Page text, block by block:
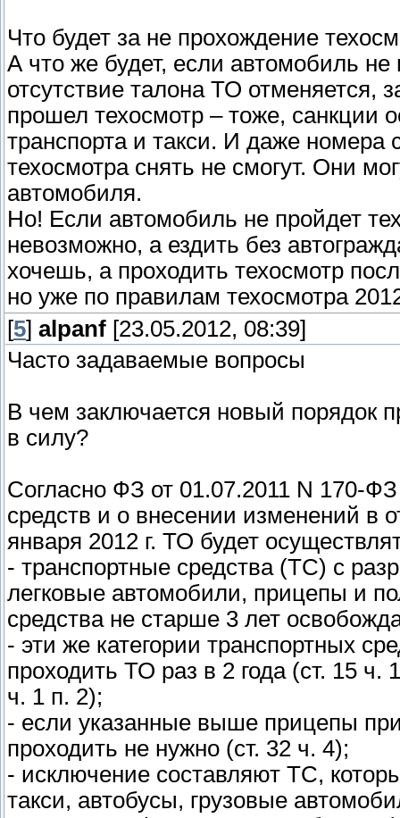
Что будет за не прохождение
А что же будет, если автомобиль
отсутствие талона ТО отменяется,
прошел техосмотр – тоже, санкции
транспорта и такси. И даже номера
техосмотра снять не смогут. Они
автомобиля.
Но! Если автомобиль не пройдет
невозможно, а ездить без
хочешь, а проходить техосмотр
но уже по правилам техосмотра
[5] alpanf [23.05.2012, 08:39]
Часто задаваемые вопросы
В чем заключается новый порядок
в силу?
Согласно ФЗ от 01.07.2011 N 170-
средств и о внесении изменений в
января 2012 г. ТО будет
- транспортные средства (ТС) с
легковые автомобили, прицепы и
средства не старше 3 лет
- эти же категории транспортных
проходить ТО раз в 2 года (ст. 15 ч.
ч. 1 п. 2);
- если указанные выше прицепы
проходить не нужно (ст. 32 ч. 4);
- исключение составляют ТС,
такси, автобусы, грузовые